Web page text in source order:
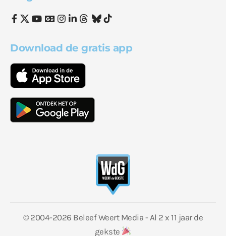
Download de gratis app
© 2004-2026 Beleef Weert Media - Al 2 x 11 jaar de
gekste